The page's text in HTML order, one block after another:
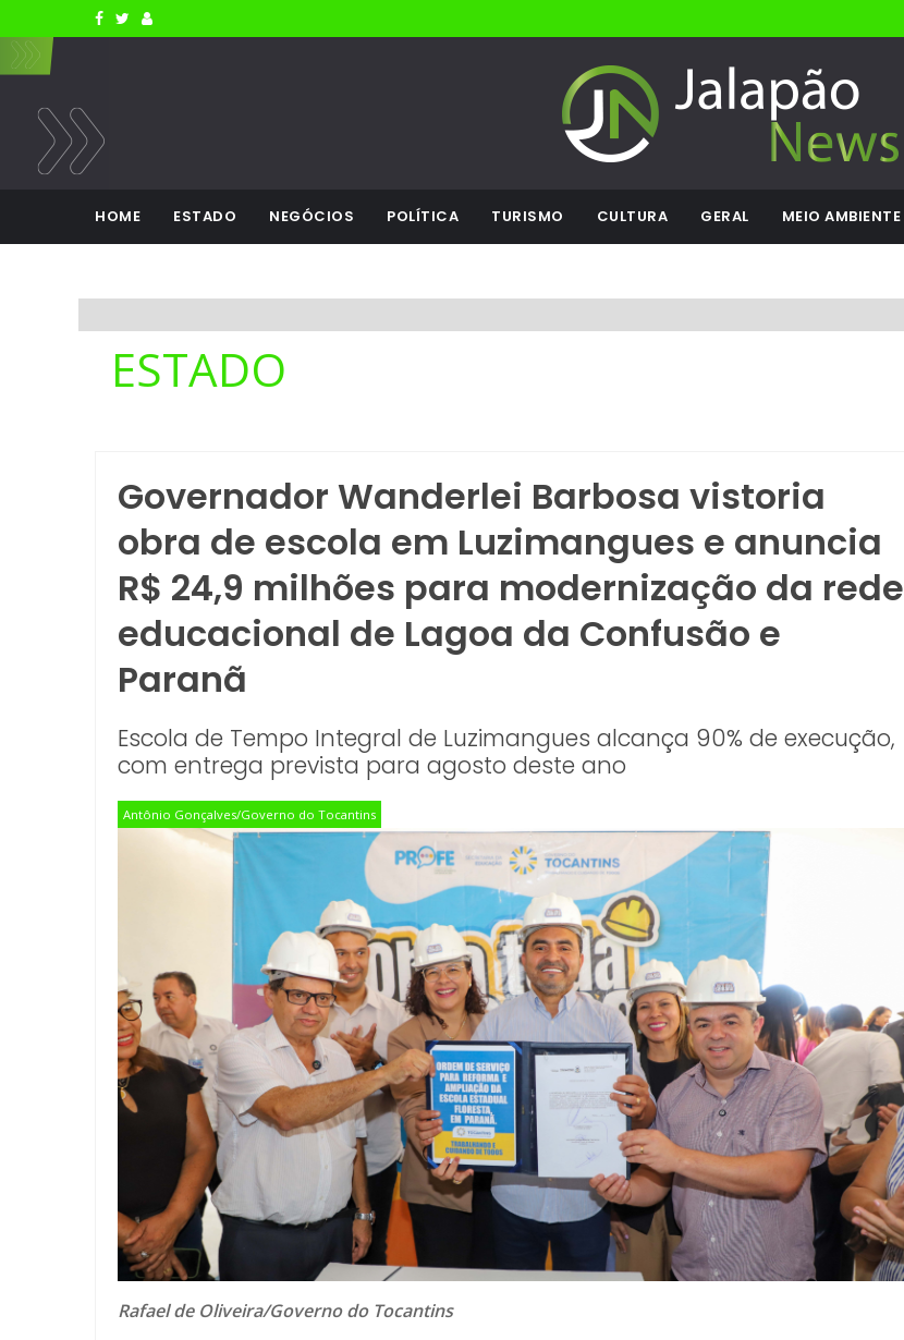
HOME ESTADO NEGÓCIOS POLÍTICA TURISMO CULTURA GERAL MEIO AMBIENTE
ESTADO
Governador Wanderlei Barbosa vistoria
obra de escola em Luzimangues e anuncia
R$ 24,9 milhões para modernização da rede
educacional de Lagoa da Confusão e
Paranã
Escola de Tempo Integral de Luzimangues alcança 90% de execução,
com entrega prevista para agosto deste ano
Antônio Gonçalves/Governo do Tocantins
Rafael de Oliveira/Governo do Tocantins